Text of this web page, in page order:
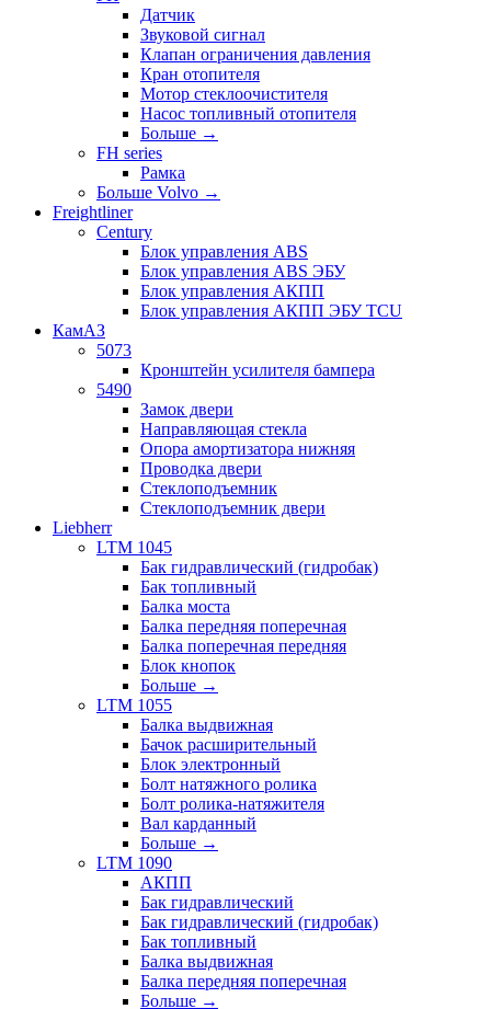
Датчик
Звуковой сигнал
Клапан ограничения давления
Кран отопителя
Мотор стеклоочистителя
Насос топливный отопителя
Больше →
FH series
Рамка
Больше Volvo →
Freightliner
Century
Блок управления ABS
Блок управления ABS ЭБУ
Блок управления АКПП
Блок управления АКПП ЭБУ TCU
КамАЗ
5073
Кронштейн усилителя бампера
5490
Замок двери
Направляющая стекла
Опора амортизатора нижняя
Проводка двери
Стеклоподъемник
Стеклоподъемник двери
Liebherr
LTM 1045
Бак гидравлический (гидробак)
Бак топливный
Балка моста
Балка передняя поперечная
Балка поперечная передняя
Блок кнопок
Больше →
LTM 1055
Балка выдвижная
Бачок расширительный
Блок электронный
Болт натяжного ролика
Болт ролика-натяжителя
Вал карданный
Больше →
LTM 1090
АКПП
Бак гидравлический
Бак гидравлический (гидробак)
Бак топливный
Балка выдвижная
Балка передняя поперечная
Больше →